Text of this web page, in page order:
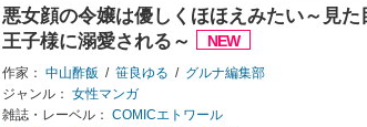
悪女顔の令嬢は優しくほほえみたい～見
王子様に溺愛される～
作家： 中山酢飯 / 笹良ゆる / グルナ編集部
ジャンル： 女性マンガ
雑誌・レーベル： COMICエトワール